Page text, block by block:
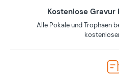
Kostenlose Gravur
Alle Pokale und Trophäen